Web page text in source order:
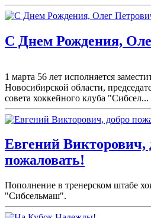
С Днем Рождения,
1 марта 56 лет исполняется
Новосибирской области,
совета хоккейного клуба "Сибсел...
Евгений Викторович,
пожаловать!
Пополнение в тренерском штабе
"Сибсельмаш".